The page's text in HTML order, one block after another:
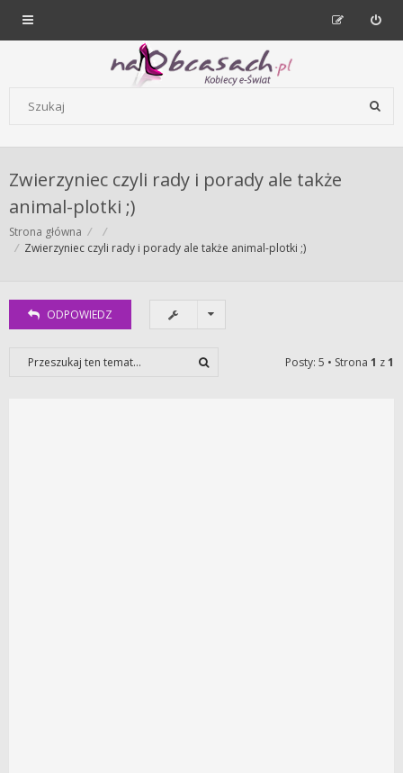
Forum dla kobiet | NaObcasach.pl
Zwierzyniec czyli rady i porady ale także
animal-plotki ;)
Strona główna
Zwierzyniec czyli rady i porady ale także animal-plotki ;)
ODPOWIEDZ
Posty: 5 • Strona 1 z1